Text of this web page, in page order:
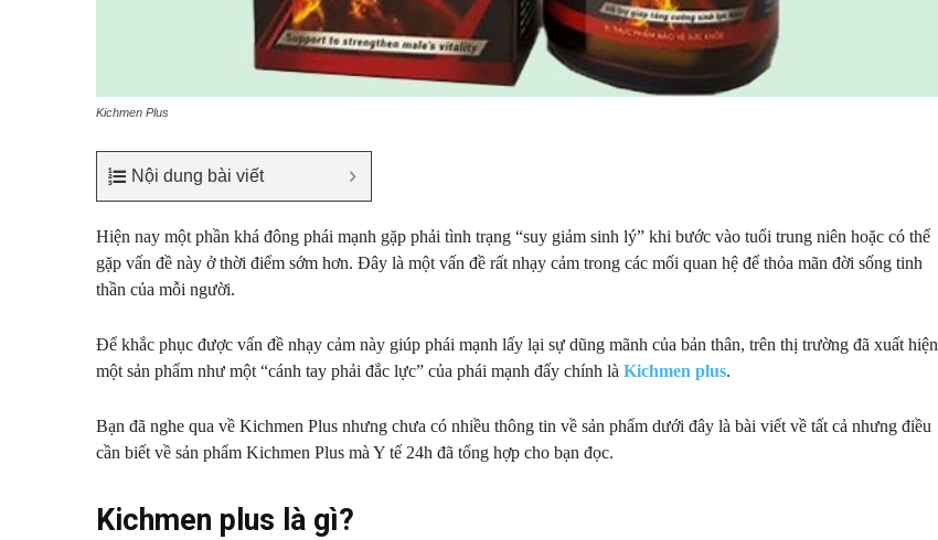
Kichmen Plus
Nội dung bài viết
Hiện nay một phần khá đông phái mạnh gặp phải tình trạng “suy giảm sinh lý” khi bước vào tuổi trung niên hoặc có thể
gặp vấn đề này ở thời điểm sớm hơn. Đây là một vấn đề rất nhạy cảm trong các mối quan hệ để thỏa mãn đời sống tinh
thần của mỗi người.
Để khắc phục được vấn đề nhạy cảm này giúp phái mạnh lấy lại sự dũng mãnh của bản thân, trên thị trường đã xuất hiện
một sản phẩm như một “cánh tay phải đắc lực” của phái mạnh đấy chính là Kichmen plus.
Bạn đã nghe qua về Kichmen Plus nhưng chưa có nhiều thông tin về sản phẩm dưới đây là bài viết về tất cả nhưng điều
cần biết về sản phẩm Kichmen Plus mà Y tế 24h đã tổng hợp cho bạn đọc.
Kichmen plus là gì?